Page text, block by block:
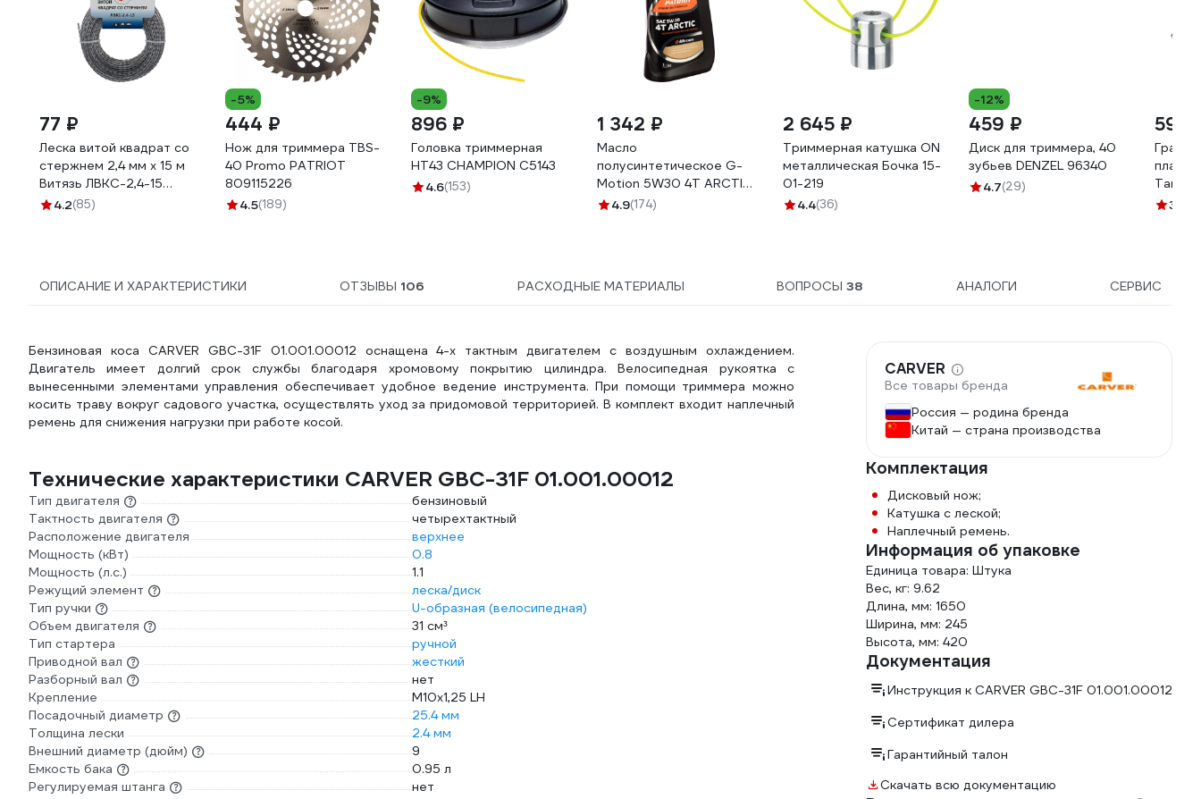
77 ₽
Леска витой квадрат со
стержнем 2,4 мм х 15 м
Витязь ЛВКС-2,4-15
18026020
4.2(85)
-5%
444 ₽
Нож для триммера TBS-
40 Promo PATRIOT
809115226
4.5(189)
-9%
896 ₽
Головка триммерная
HT43 CHAMPION C5143
4.6(153)
1 342 ₽
Масло
полусинтетическое G-
Motion 5W30 4Т ARCTIC
(1 л) PATRIOT 850030100
4.9(174)
2 645 ₽
Триммерная катушка ON
металлическая Бочка 15-
01-219
4.4(36)
-12%
459 ₽
Диск для триммера, 40
зубьев DENZEL 96340
4.7(29)
592
3.3
ОПИСАНИЕ И ХАРАКТЕРИСТИКИ ОТЗЫВЫ 106 РАСХОДНЫЕ МАТЕРИАЛЫ ВОПРОСЫ38 АНАЛОГИ СЕРВИС
Бензиновая коса CARVER GBC-31F 01.001.00012 оснащена 4-х тактным двигателем с воздушным охлаждением.
Двигатель имеет долгий срок службы благодаря хромовому покрытию цилиндра. Велосипедная рукоятка с
вынесенными элементами управления обеспечивает удобное ведение инструмента. При помощи триммера можно
косить траву вокруг садового участка, осуществлять уход за придомовой территорией. В комплект входит наплечный
ремень для снижения нагрузки при работе косой.
Технические характеристики CARVER GBC-31F 01.001.00012
Тип двигателя
бензиновый
Тактность двигателя
четырехтактный
Расположение двигателя
верхнее
Мощность (кВт)
0.8
Мощность (л.с.)
1.1
Режущий элемент
леска/диск
Тип ручки
U-образная (велосипедная)
Объем двигателя
31 см³
Тип стартера
ручной
Приводной вал
жесткий
Разборный вал
нет
Крепление
М10х1,25 LH
Посадочный диаметр
25.4 мм
Толщина лески
2.4 мм
Внешний диаметр (дюйм)
9
Емкость бака
0.95 л
Регулируемая штанга
нет
CARVER
Все товары бренда
Россия — родина бренда
Китай — страна производства
Комплектация
Дисковый нож;
Катушка с леской;
Наплечный ремень.
Информация об упаковке
Единица товара: Штука
Вес, кг: 9.62
Длина, мм: 1650
Ширина, мм: 245
Высота, мм: 420
Документация
Инструкция к CARVER GBC-31F 01.001.00012
Сертификат дилера
Гарантийный талон
Скачать всю документацию